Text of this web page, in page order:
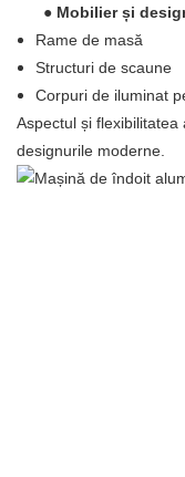
● Mobilier și
Rame de masă
Structuri de scaune
Corpuri de iluminat
Aspectul și
designurile moderne.